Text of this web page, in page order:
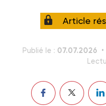
Article
Publié le : 07.07.2026